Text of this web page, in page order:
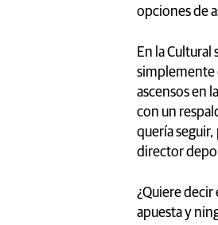
opciones de
En la
simplemente
ascensos en
con un
quería
director
¿Quiere decir
apuesta y